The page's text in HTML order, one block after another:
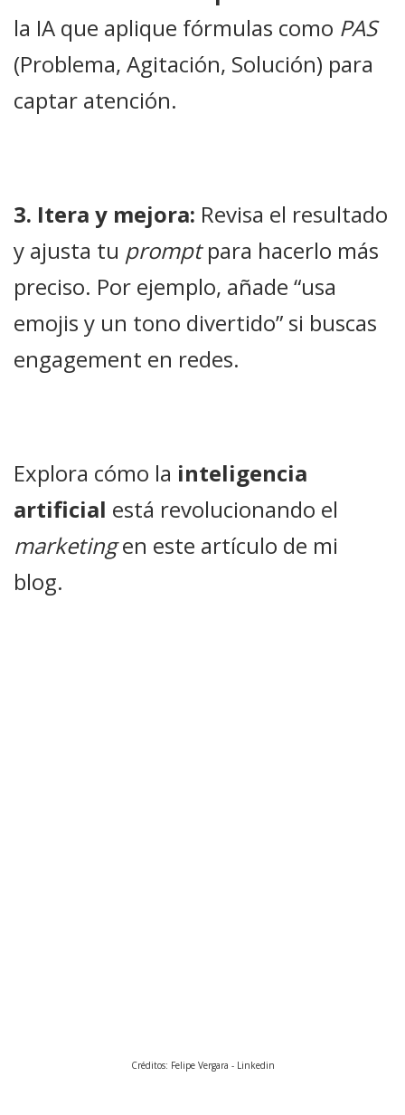
la IA que aplique fórmulas como PAS
(Problema, Agitación, Solución) para
captar atención.
3. Itera y mejora: Revisa el resultado
y ajusta tu promptpara hacerlo más
preciso. Por ejemplo, añade “usa
emojis y un tono divertido” si buscas
engagement en redes.
Explora cómo la inteligencia
artificial está revolucionando el
marketingen este artículo de mi
blog.
Créditos: Felipe Vergara - Linkedin